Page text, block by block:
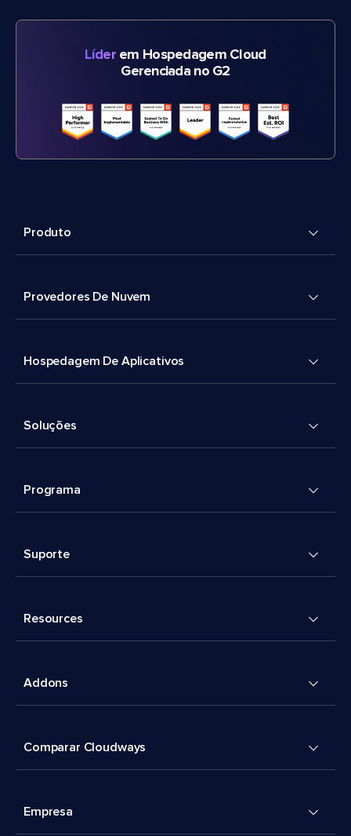
Líderem Hospedagem Cloud
Gerenciada no G2
Produto
Provedores De Nuvem
Hospedagem De Aplicativos
Soluções
Programa
Suporte
Resources
Addons
Comparar Cloudways
Empresa